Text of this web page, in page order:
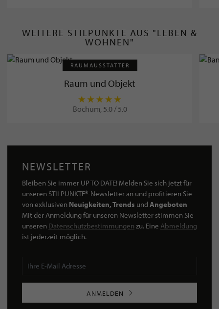
WEITERE STILPUNKTE AUS "LEBEN &
WOHNEN"
RAUMAUSSTATTER
Raum und Objekt
Bochum, 5.0 / 5.0
NEWSLETTER
Bleiben Sie immer UP TO DATE! Melden Sie sich jetzt für
unseren STILPUNKTE®-Newsletter an und profitieren Sie
von exklusiven Neuigkeiten, Trends undAngeboten
Mit der Anmeldung für unseren Newsletter stimmen Sie
unseren Datenschutzbestimmungen zu. Eine Abmeldung
ist jederzeit möglich.
ANMELDEN